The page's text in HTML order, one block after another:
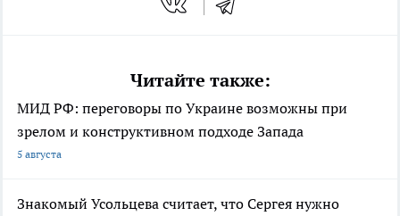
Читайте также:
МИД РФ: переговоры по Украине возможны при
зрелом и конструктивном подходе Запада
5 августа
Знакомый Усольцева считает, что Сергея нужно